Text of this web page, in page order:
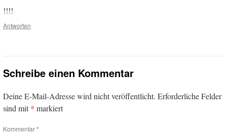
!!!!
Antworten
Schreibe einen Kommentar
Deine E-Mail-Adresse wird nicht veröffentlicht. Erforderliche Felder
sind mit* markiert
Kommentar*